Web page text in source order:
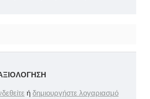
ή δημιουργήστε λογαριασμό